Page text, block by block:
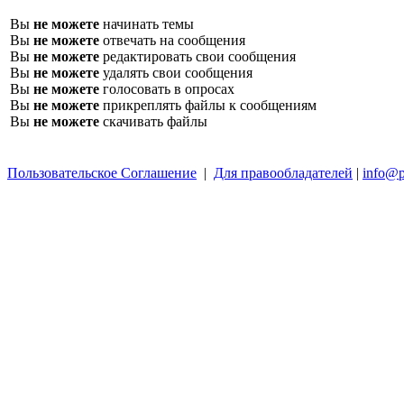
Вы не можете начинать темы
Вы не можете отвечать на сообщения
Вы не можете редактировать свои сообщения
Вы не можете удалять свои сообщения
Вы не можете голосовать в опросах
Вы не можете прикреплять файлы к сообщениям
Вы не можете скачивать файлы
Пользовательское Соглашение | Для правообладателей |